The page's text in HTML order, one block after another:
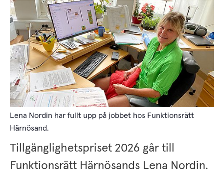
Lena Nordin har fullt upp på jobbet hos Funktionsrätt
Härnösand.
Tillgänglighetspriset 2026 går till
Funktionsrätt Härnösands Lena Nordin.